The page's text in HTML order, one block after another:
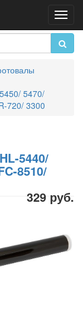
5470/
720/ 3300
5440/
8510/
329 руб.